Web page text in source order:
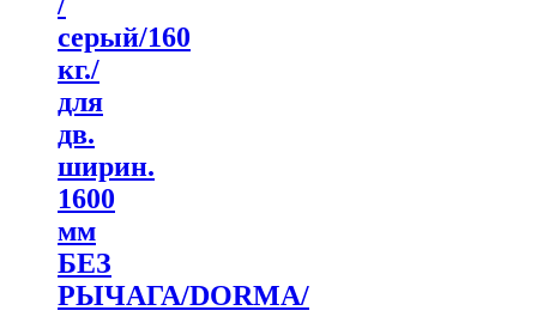
серый/160
кг./
для
дв.
ширин.
1600
мм
БЕЗ
РЫЧАГА/DORMA/